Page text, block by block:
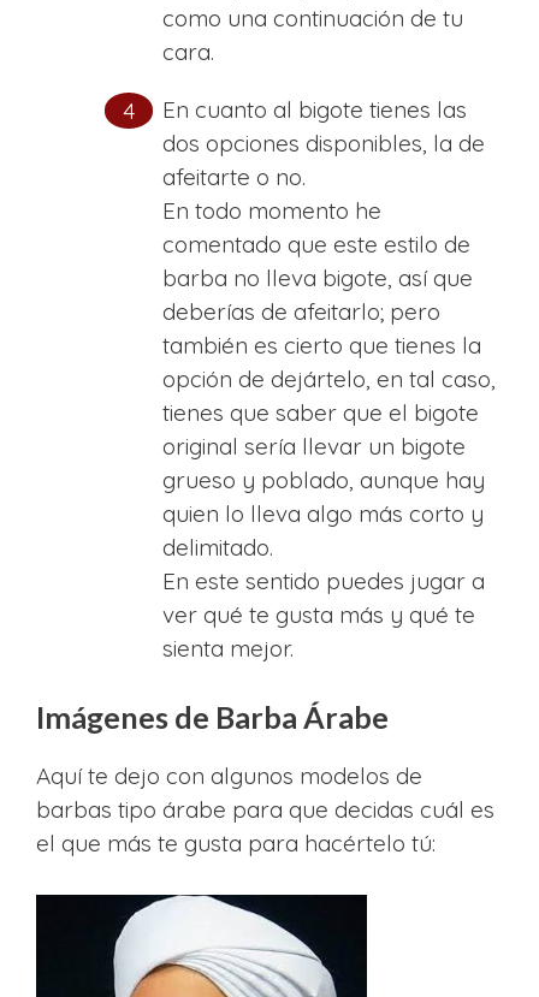
como una continuación de tu
cara.
En cuanto al bigote tienes las
dos opciones disponibles, la de
afeitarte o no.
En todo momento he
comentado que este estilo de
barba no lleva bigote, así que
deberías de afeitarlo; pero
también es cierto que tienes la
opción de dejártelo, en tal caso,
tienes que saber que el bigote
original sería llevar un bigote
grueso y poblado, aunque hay
quien lo lleva algo más corto y
delimitado.
En este sentido puedes jugar a
ver qué te gusta más y qué te
sienta mejor.
Imágenes de Barba Árabe
Aquí te dejo con algunos modelos de
barbas tipo árabe para que decidas cuál es
el que más te gusta para hacértelo tú: